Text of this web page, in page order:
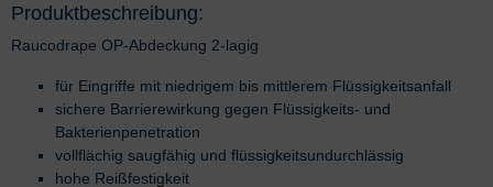
Produktbeschreibung:
Raucodrape OP-Abdeckung 2-lagig
für Eingriffe mit niedrigem bis mittlerem Flüssigkeitsanfall
sichere Barrierewirkung gegen Flüssigkeits- und
Bakterienpenetration
vollflächig saugfähig und flüssigkeitsundurchlässig
hohe Reißfestigkeit